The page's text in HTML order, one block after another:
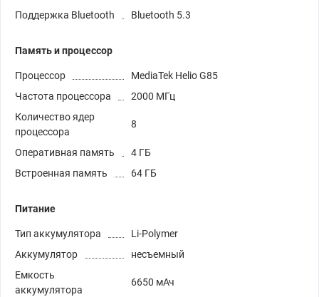
Поддержка Bluetooth
Bluetooth 5.3
Память и процессор
Процессор
MediaTek Helio G85
Частота процессора
2000 МГц
Количество ядер
процессора
8
Оперативная память
4 ГБ
Встроенная память
64 ГБ
Питание
Тип аккумулятора
Li-Polymer
Аккумулятор
несъемный
Емкость
аккумулятора
6650 мАч